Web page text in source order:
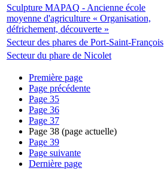
Sculpture MAPAQ - Ancienne école
moyenne d'agriculture « Organisation,
défrichement, découverte »
Secteur des phares de Port-Saint-François
Secteur du phare de Nicolet
Première page
Page précédente
Page 35
Page 36
Page 37
Page 38 (page actuelle)
Page 39
Page suivante
Dernière page